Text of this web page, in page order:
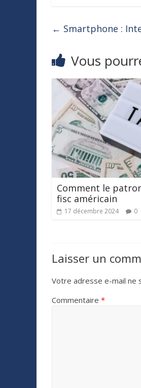
← Smartphone :
Vous
Comment le
fisc américain
17 décembre 2024 0
Laisser un
Votre adresse e-mail ne
Commentaire *